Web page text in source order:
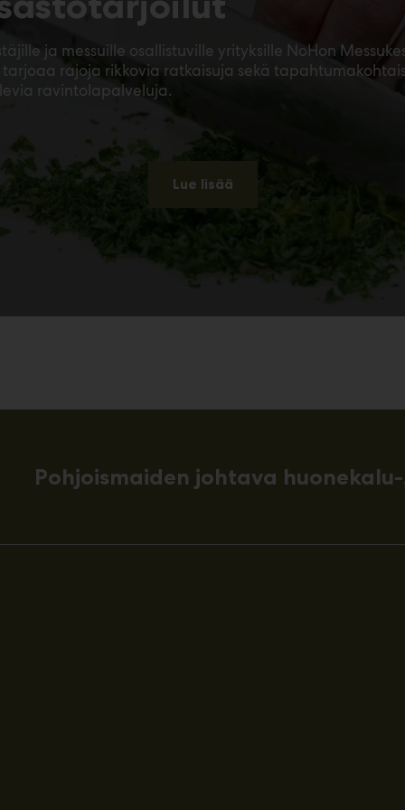
ja messuille osallistuville yrityksille NoHon
tarjoaa rajoja rikkovia ratkaisuja sekä
ravintolapalveluja.
Lue lisää
Pohjoismaiden johtava